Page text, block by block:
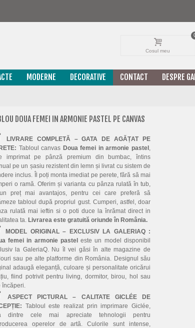
Cosul meu
MODERNE DECORATIVE CONTACT DESPRE
DOUA FEMEI IN ARMONIE PASTEL PE CANVAS
LIVRARE COMPLETĂ – GATA DE AGĂȚAT PE
Tabloul canvas Doua femei in armonie pastel
imprimat pe pânză premium din bumbac, întins
pe un șasiu rezistent din lemn și livrat cu sistem de
inclus. Îl poți monta imediat pe perete, fără să mai
o ramă. Oferim și varianta cu pânza rulată în tub,
preț mai avantajos, pentru cei care preferă să
tabloul după propriul gust. Cumperi, astfel, doar
rulată mai ieftin si o poti duce la înrămat direct in
ta. Livrarea este gratuită oriunde în România.
MODEL ORIGINAL – EXCLUSIV LA GALERIAQ :
femei in armonie pasteleste un model disponibil
la GaleriaQ. Nu îl vei găsi în alte magazine de
sau pe alte platforme din România. Designul său
adaugă eleganță, culoare și personalitate oricărui
fiind potrivit pentru living, dormitor, birou, hol sau
încăperi.
ASPECT PICTURAL – CALITATE GICLÉE DE
Tabloul este realizat prin imprimare Giclée,
dintre cele mai apreciate tehnologii pentru
operelor de artă. Culorile sunt intense,